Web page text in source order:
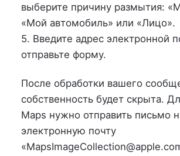
выберите причину размытия:
«Мой автомобиль» или «Лицо».
5. Введите адрес электронной
отправьте форму.
После обработки вашего
собственность будет скрыта.
Maps нужно отправить письмо
электронную почту